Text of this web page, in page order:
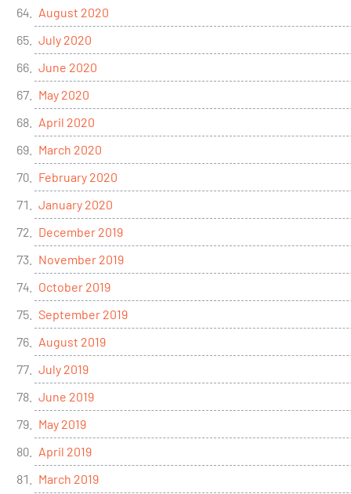
August 2020
July 2020
June 2020
May 2020
April 2020
March 2020
February 2020
January 2020
December 2019
November 2019
October 2019
September 2019
August 2019
July 2019
June 2019
May 2019
April 2019
March 2019